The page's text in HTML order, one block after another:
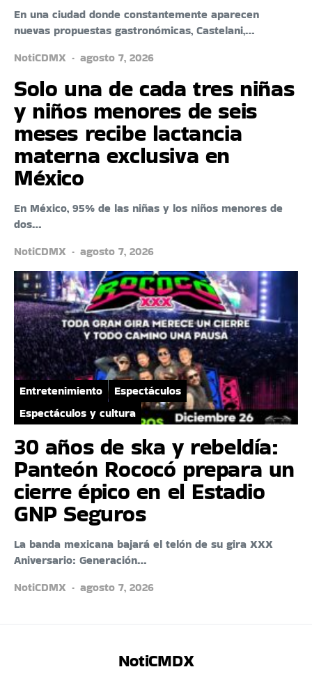
En una ciudad donde constantemente aparecen
nuevas propuestas gastronómicas, Castelani,…
NotiCDMX
agosto 7, 2026
Solo una de cada tres niñas
y niños menores de seis
meses recibe lactancia
materna exclusiva en
México
En México, 95% de las niñas y los niños menores de
dos…
NotiCDMX
agosto 7, 2026
Entretenimiento
Espectáculos
Espectáculos y cultura
30 años de ska y rebeldía:
Panteón Rococó prepara un
cierre épico en el Estadio
GNP Seguros
La banda mexicana bajará el telón de su gira XXX
Aniversario: Generación…
NotiCDMX
agosto 7, 2026
NotiCMDX